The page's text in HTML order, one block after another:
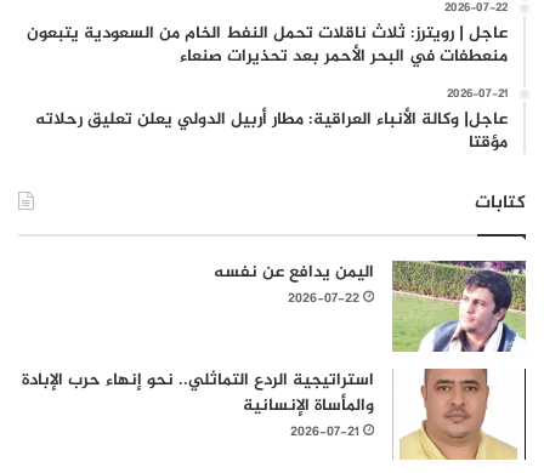
2026-07-22
عاجل | رويترز: ثلاث ناقلات تحمل النفط الخام من السعودية يتبعون
منعطفات في البحر الأحمر بعد تحذيرات صنعاء
2026-07-21
عاجل| وكالة الأنباء العراقية: مطار أربيل الدولي يعلن تعليق رحلاته
مؤقتا
كتابات
اليمن يدافع عن نفسه
2026-07-22
استراتيجية الردع التماثلي.. نحو إنهاء حرب الإبادة
والمأساة الإنسانية
2026-07-21